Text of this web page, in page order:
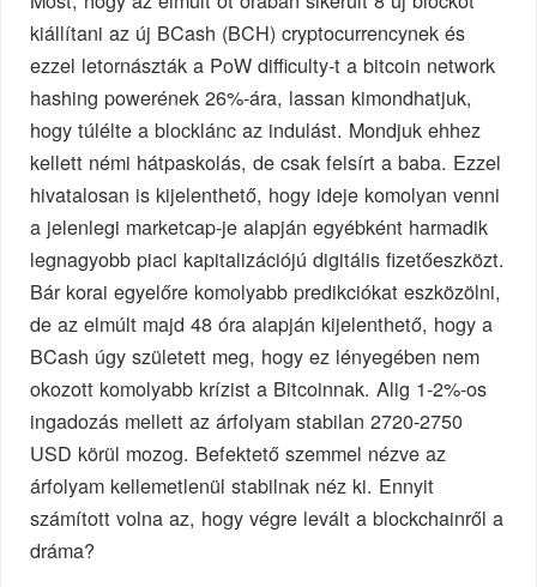
kiállítani az új BCash (BCH) cryptocurrencynek és
ezzel letornászták a PoW difficulty-t a bitcoin network
hashing powerének 26%-ára, lassan kimondhatjuk,
hogy túlélte a blocklánc az indulást. Mondjuk ehhez
kellett némi hátpaskolás, de csak felsírt a baba. Ezzel
hivatalosan is kijelenthető, hogy ideje komolyan venni
a jelenlegi marketcap-je alapján egyébként harmadik
legnagyobb piaci kapitalizációjú digitális fizetőeszközt.
Bár korai egyelőre komolyabb predikciókat eszközölni,
de az elmúlt majd 48 óra alapján kijelenthető, hogy a
BCash úgy született meg, hogy ez lényegében nem
okozott komolyabb krízist a Bitcoinnak. Alig 1-2%-os
ingadozás mellett az árfolyam stabilan 2720-2750
USD körül mozog. Befektető szemmel nézve az
árfolyam kellemetlenül stabilnak néz ki. Ennyit
számított volna az, hogy végre levált a blockchainről a
dráma?